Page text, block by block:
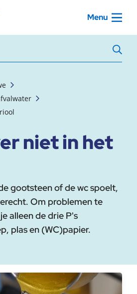
Menu
niet in het
gootsteen of de wc spoelt,
Om problemen te
alleen de drie P's
plas en (WC)papier.